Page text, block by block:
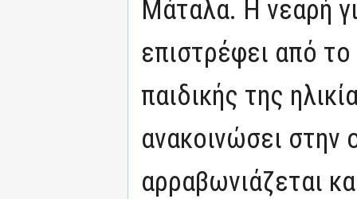
Μάταλα. Η νεαρή
επιστρέφει από
παιδικής της
ανακοινώσει στην
αρραβωνιάζεται